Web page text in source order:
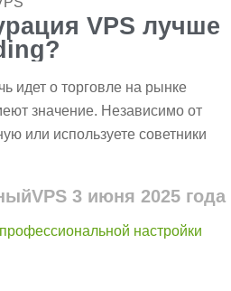
VPS лучше
идет о торговле на рынке
значение. Независимо от
или используете советники
3 июня 2025 года